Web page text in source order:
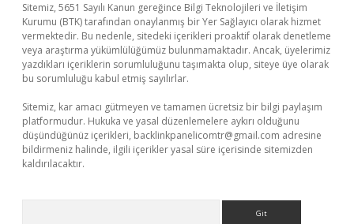
Sitemiz, 5651 Sayılı Kanun gereğince Bilgi Teknolojileri ve İletişim
Kurumu (BTK) tarafından onaylanmış bir Yer Sağlayıcı olarak hizmet
vermektedir. Bu nedenle, sitedeki içerikleri proaktif olarak denetleme
veya araştırma yükümlülüğümüz bulunmamaktadır. Ancak, üyelerimiz
yazdıkları içeriklerin sorumluluğunu taşımakta olup, siteye üye olarak
bu sorumluluğu kabul etmiş sayılırlar.
Sitemiz, kar amacı gütmeyen ve tamamen ücretsiz bir bilgi paylaşım
platformudur. Hukuka ve yasal düzenlemelere aykırı olduğunu
düşündüğünüz içerikleri, backlinkpanelicomtr@gmail.com adresine
bildirmeniz halinde, ilgili içerikler yasal süre içerisinde sitemizden
kaldırılacaktır.